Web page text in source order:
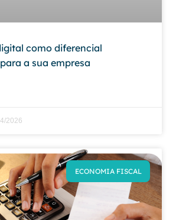
como diferencial
a sua empresa
2026
ECONOMIA FISCAL